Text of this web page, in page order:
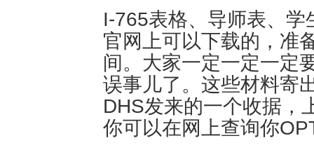
I-765表格、导师表、
官网上可以下载的，准
间。大家一定一定一定
误事儿了。这些材料寄
DHS发来的一个收据，
你可以在网上查询你